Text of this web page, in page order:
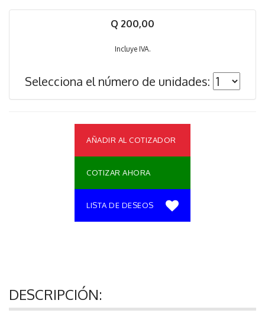
Q 200,00
Incluye IVA.
Selecciona el número de unidades:
AÑADIR AL COTIZADOR
COTIZAR AHORA
LISTA DE DESEOS
DESCRIPCIÓN: